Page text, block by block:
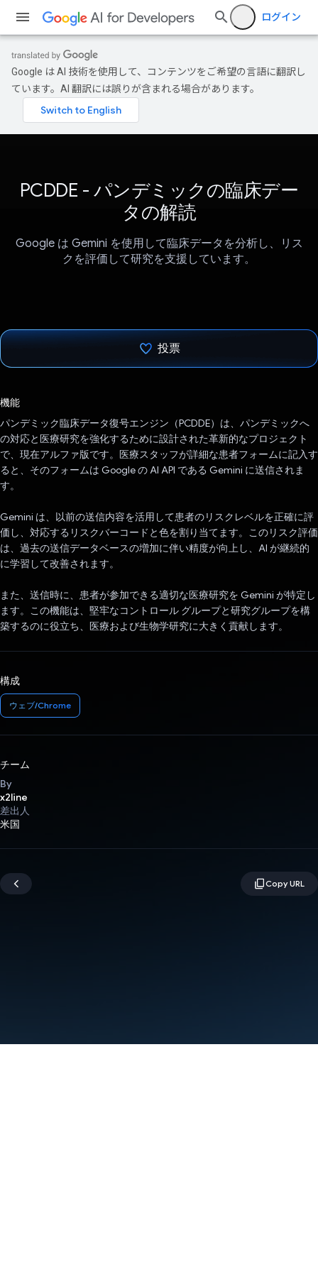
ログイン
Google は AI 技術を使用して、コンテンツをご希望の言語に翻訳し
ています。AI 翻訳には誤りが含まれる場合があります。
PCDDE - パンデミックの臨床デー
タの解読
Google は Gemini を使用して臨床データを分析し、リス
クを評価して研究を支援しています。
投票
機能
パンデミック臨床データ復号エンジン（PCDDE）は、パンデミックへ
の対応と医療研究を強化するために設計された革新的なプロジェクト
で、現在アルファ版です。医療スタッフが詳細な患者フォームに記入す
ると、そのフォームは Google の AI API である Gemini に送信されま
す。
Gemini は、以前の送信内容を活用して患者のリスクレベルを正確に評
価し、対応するリスクバーコードと色を割り当てます。このリスク評価
は、過去の送信データベースの増加に伴い精度が向上し、AI が継続的
に学習して改善されます。
また、送信時に、患者が参加できる適切な医療研究を Gemini が特定し
ます。この機能は、堅牢なコントロール グループと研究グループを構
築するのに役立ち、医療および生物学研究に大きく貢献します。
構成
ウェブ/Chrome
チーム
By
x2line
差出人
米国